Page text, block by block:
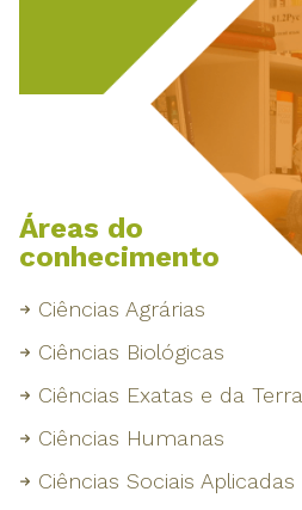
Áreas do
conhecimento
Ciências Agrárias
Ciências Biológicas
Ciências Exatas e da Terra
Ciências Humanas
Ciências Sociais Aplicadas